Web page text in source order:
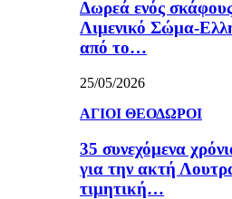
Δωρεά ενός
Λιμενικό Σώμα-
από το…
25/05/2026
ΑΓΙΟΙ ΘΕΟΔΩΡΟΙ
35 συνεχόμενα
για την ακτή
τιμητική…